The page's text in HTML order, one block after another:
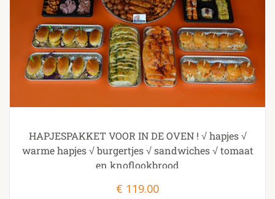
HAPJESPAKKET VOOR IN DE OVEN ! √ hapjes √
warme hapjes √ burgertjes √ sandwiches √ tomaat
en knoflookbrood
€ 119.00